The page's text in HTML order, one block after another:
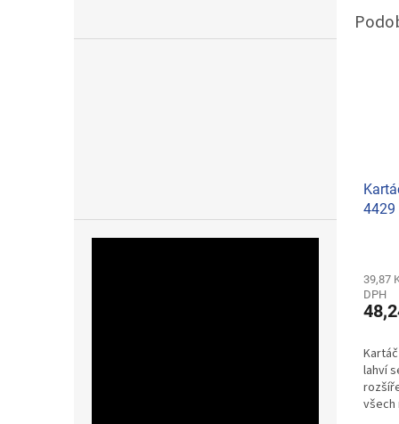
4429
39,87
DPH
lahví
všech